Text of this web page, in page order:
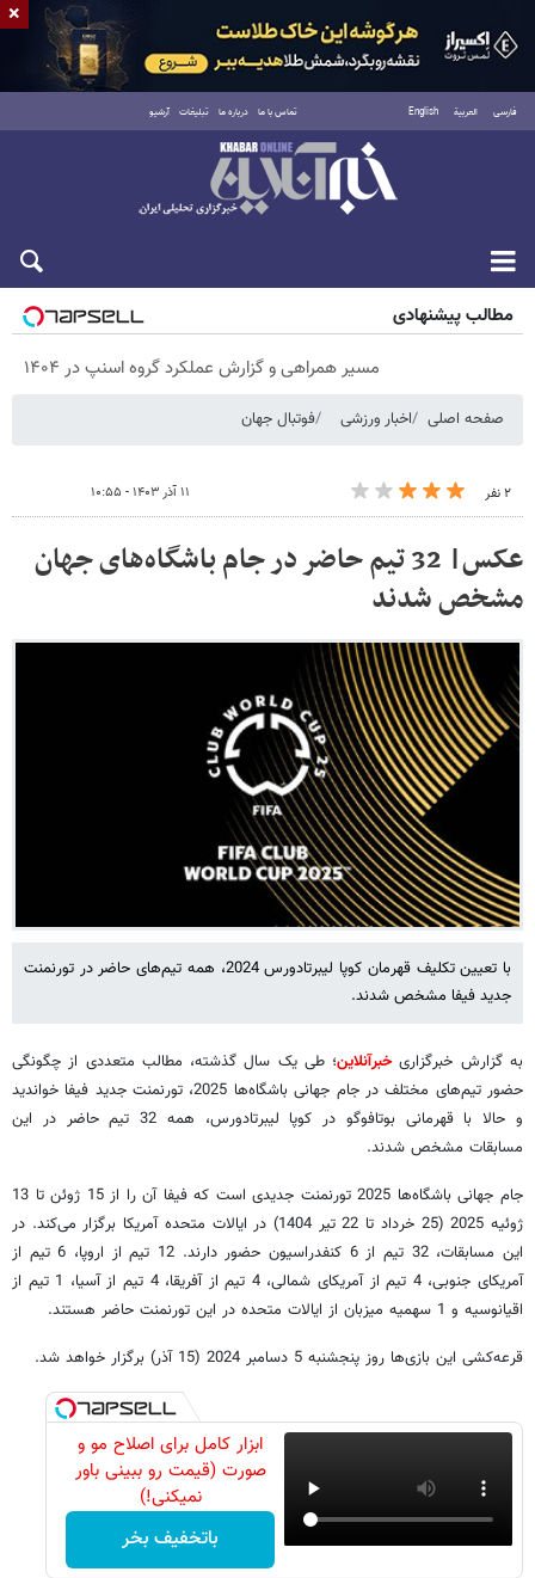
فارسی العربية English تماس با ما درباره ما تبلیغات آرشیو
پنجشنبه ۱۵ مرداد ۱۴۰۵
مطالب پیشنهادی
مسیر همراهی و گزارش عملکرد گروه اسنپ در ۱۴۰۴
صفحه اصلی اخبار ورزشی فوتبال جهان
۲ نفر ۱۱ آذر ۱۴۰۳ - ۱۰:۵۵
عکس| 32 تیم حاضر در جام‌ باشگاه‌های جهان
مشخص شدند
با تعیین تکلیف قهرمان کوپا لیبرتادورس 2024، همه تیم‌های حاضر در تورنمنت
جدید فیفا مشخص شدند.
به گزارش خبرگزاریخبرآنلاین؛ طی یک سال گذشته، مطالب متعددی از چگونگی
حضور تیم‌های مختلف در جام جهانی باشگاه‌ها 2025، تورنمنت جدید فیفا خواندید
و حالا با قهرمانی بوتافوگو در کوپا لیبرتادورس، همه 32 تیم حاضر در این
مسابقات مشخص شدند.
جام جهانی باشگاه‌ها 2025 تورنمنت جدیدی است که فیفا آن را از 15 ژوئن تا 13
ژوئیه 2025 (25 خرداد تا 22 تیر 1404) در ایالات متحده آمریکا برگزار می‌کند. در
این مسابقات، 32 تیم از 6 کنفدراسیون حضور دارند. 12 تیم از اروپا، 6 تیم از
آمریکای جنوبی، 4 تیم از آمریکای شمالی، 4 تیم از آفریقا، 4 تیم از آسیا، 1 تیم از
اقیانوسیه و 1 سهمیه میزبان از ایالات متحده در این تورنمنت حاضر هستند.
قرعه‌کشی این بازی‌ها روز پنجشنبه 5 دسامبر 2024 (15 آذر) برگزار خواهد شد.
ابزار کامل برای اصلاح مو و
صورت (قیمت رو ببینی باور
نمیکنی!)
باتخفیف بخر
×